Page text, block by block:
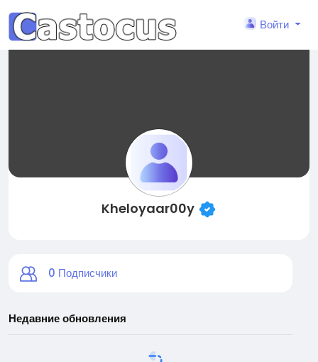
Войти
Kheloyaar00y
0 Подписчики
Недавние обновления